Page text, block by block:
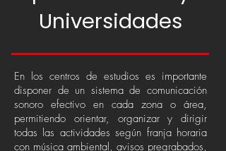
Universidades
En los centros de estudios es importante
disponer de un sistema de comunicación
sonoro efectivo en cada zona o área,
permitiendo orientar, organizar y dirigir
todas las actividades según franja horaria
con música ambiental, avisos pregrabados,